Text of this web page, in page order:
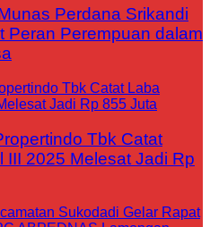
Perdana Srikandi
Peran Perempuan dalam
Tbk Catat
III 2025 Melesat Jadi Rp